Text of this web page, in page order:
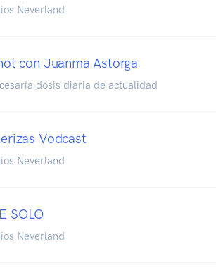
Neverland
con Juanma Astorga
dosis diaria de actualidad
Vodcast
Neverland
SOLO
Neverland